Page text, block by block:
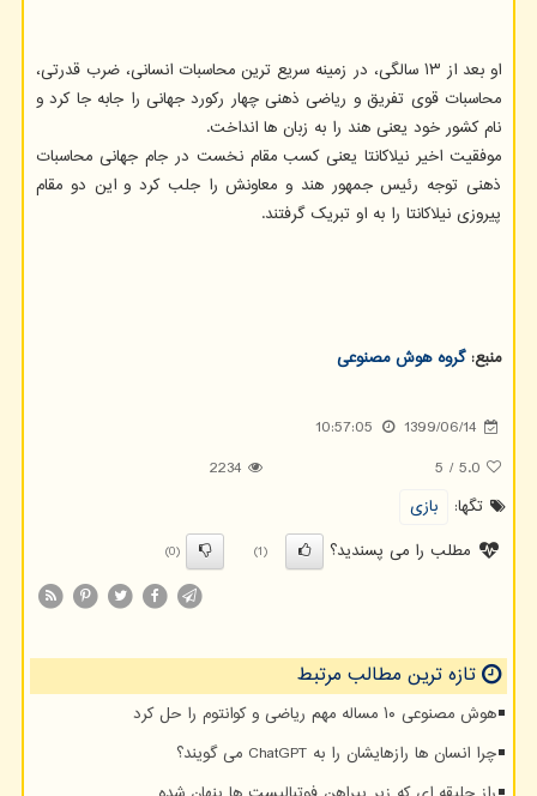
او بعد از ۱۳ سالگی، در زمینه سریع ترین محاسبات انسانی، ضرب قدرتی،
محاسبات قوی تفریق و ریاضی ذهنی چهار رکورد جهانی را جابه جا کرد و
نام کشور خود یعنی هند را به زبان ها انداخت.
موفقیت اخیر نیلاکانتا یعنی کسب مقام نخست در جام جهانی محاسبات
ذهنی توجه رئیس جمهور هند و معاونش را جلب کرد و این دو مقام
پیروزی نیلاکانتا را به او تبریک گرفتند.
منبع:گروه هوش مصنوعی
1399/06/14
10:57:05
5.0
/
5
2234
تگها:
بازی
مطلب را می پسندید؟
(1)
(0)
تازه ترین مطالب مرتبط
هوش مصنوعی ۱۰ مساله مهم ریاضی و کوانتوم را حل کرد
چرا انسان ها رازهایشان را به ChatGPT می گویند؟